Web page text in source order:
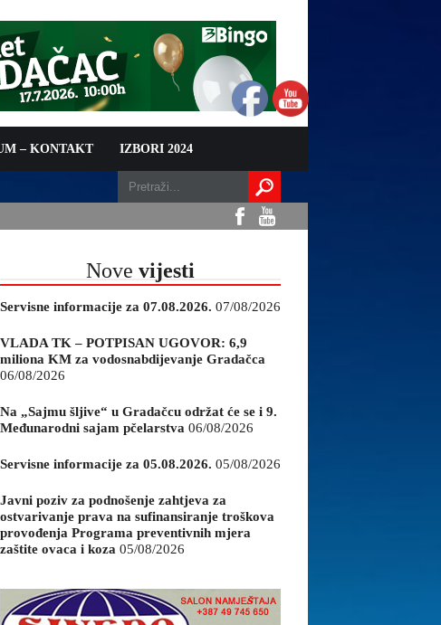
– KONTAKT IZBORI 2024
Nove vijesti
Servisne informacije za 07.08.2026. 07/08/2026
VLADA TK – POTPISAN UGOVOR: 6,9
miliona KM za vodosnabdijevanje Gradačca
06/08/2026
Na „Sajmu šljive“ u Gradačcu održat će se i 9.
Međunarodni sajam pčelarstva 06/08/2026
Servisne informacije za 05.08.2026. 05/08/2026
Javni poziv za podnošenje zahtjeva za
ostvarivanje prava na sufinansiranje troškova
provođenja Programa preventivnih mjera
zaštite ovaca i koza 05/08/2026